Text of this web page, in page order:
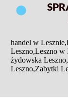
handel w Lesznie,
Leszno,Leszno w
żydowska Leszno,
Leszno,Zabytki